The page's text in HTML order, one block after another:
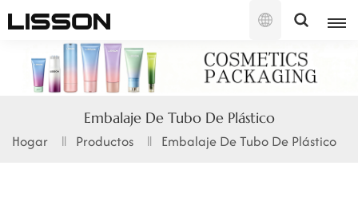
Español
English
français
Embalaje De Tubo De Plástico
Hogar Productos Embalaje De Tubo De Plástico